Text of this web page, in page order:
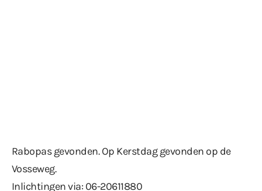
Rabopas gevonden. Op Kerstdag gevonden op de
Vosseweg.
Inlichtingen via: 06-20611880